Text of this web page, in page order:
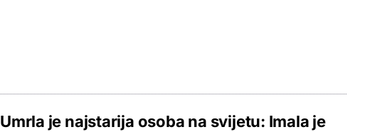
Umrla je najstarija osoba na svijetu: Imala je